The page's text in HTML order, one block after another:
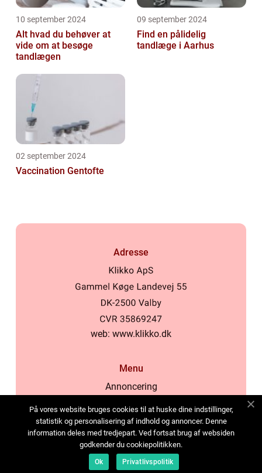
10 september 2024
Alt hvad du behøver at
vide om at besøge
tandlægen
09 september 2024
Find en pålidelig
tandlæge i Aarhus
02 september 2024
Vaccination Gentofte
Adresse
web: www.klikko.dk
Menu
Annoncering
Cookies
Kontakt os
Sitemap
På vores website bruges cookies til at huske dine indstillinger,
statistik og personalisering af indhold og annoncer. Denne
information deles med tredjepart. Ved fortsat brug af websiden
godkender du cookiepolitikken.
Ok Privatlivspolitik